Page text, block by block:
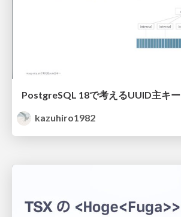
PostgreSQL 18で考えるUUID主キー
kazuhiro1982